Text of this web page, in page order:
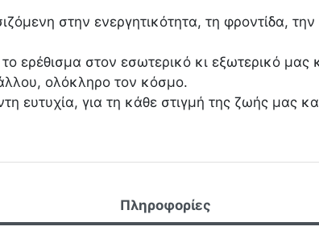
στην ενεργητικότητα, τη φροντίδα,
το ερέθισμα στον εσωτερικό κι εξωτερικό
ολόκληρο τον κόσμο.
ευτυχία, για τη κάθε στιγμή της ζωής μας
Πληροφορίες